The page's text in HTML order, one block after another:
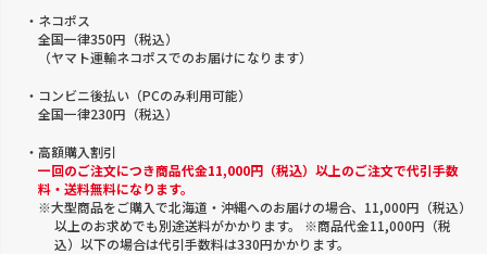
・ネコポス
全国一律350円（税込）
（ヤマト運輸ネコポスでのお届けになります）
・コンビニ後払い（PCのみ利用可能）
全国一律230円（税込）
・高額購入割引
一回のご注文につき商品代金11,000円（税込）以上のご注文で代引手数
料・送料無料になります。
※大型商品をご購入で北海道・沖縄へのお届けの場合、11,000円（税込）
以上のお求めでも別途送料がかかります。 ※商品代金11,000円（税
込）以下の場合は代引手数料は330円かかります。